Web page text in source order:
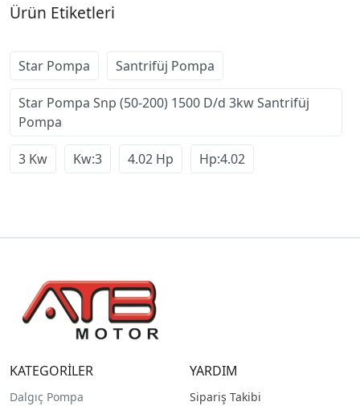
Ürün Etiketleri
Star Pompa Santrifüj Pompa
Star Pompa Snp (50-200) 1500 D/d 3kw Santrifüj
Pompa
3 Kw Kw:3 4.02 Hp Hp:4.02
KATEGORİLER
Dalgıç Pompa
YARDIM
Sipariş Takibi